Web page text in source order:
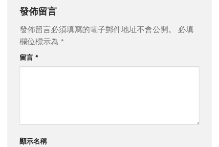
發佈留言
發佈留言必須填寫的電子郵件地址不會公開。
必填
欄位標示為 *
留言 *
顯示名稱